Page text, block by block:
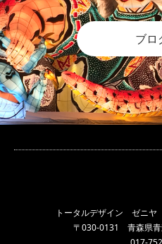
ブロ
トータルデザイン ゼニヤ
〒030-0131 青森県青